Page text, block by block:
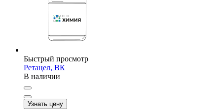
Быстрый просмотр
Ретацел, ВК
В наличии
Узнать цену